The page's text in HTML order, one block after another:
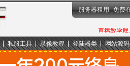
服务器租用 免费
私服工具 录像教程 登陆器类 网站源码